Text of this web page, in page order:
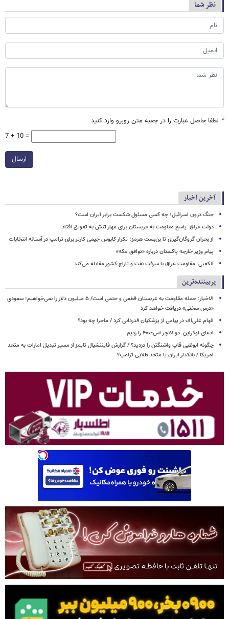
نظر شما
* لطفا حاصل عبارت را در جعبه متن روبرو وارد کنید
7 + 10 =
ارسال
آخرین اخبار
جنگ درون اسرائیل؛ چه کسی مسئول شکست برابر ایران است؟
دولت عراق: پاسخ مقاومت به عربستان برای مهار تنش به تعویق افتاد
از بحران گروگان‌گیری تا بن‌بست هرمز؛ تکرار کابوس جیمی کارتر برای ترامپ در آستانه انتخابات
پیام وزیر خارجه پاکستان درباره «توافق مکه»
الکعبی: مقاومت عراق با سرقت نفت و تاراج کشور مقابله می‌کند
پربیننده‌ترین
الاخبار: حمله مقاومت به عربستان قطعی و حتمی است/ ۵ میلیون دلار را نمی‌خواهیم؛ سعودی
«درس سختی» دریافت خواهد کرد
الهام علی‌اف در پیامی از پزشکیان قدردانی کرد / ماجرا چه بود؟
ادعای اوکراین: دو لانچر اس-۴۰۰ را زدیم
چگونه ابوظبی قاپ واشنگتن را دزدید؟ / گزارش فایننشیال تایمز از مسیر تبدیل امارات به متحد
آمریکا / بانکدار ایران یا متحد طلایی ترامپ؟